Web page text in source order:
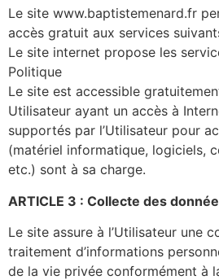
Le site www.baptistemenard.fr
accès gratuit aux services
Le site internet propose les
Politique
Le site est accessible
Utilisateur ayant un accès à
supportés par l’Utilisateur pour
(matériel informatique, logiciels,
etc.) sont à sa charge.
ARTICLE 3 : Collecte des
Le site assure à l’Utilisateur une
traitement d’informations
de la vie privée conformément à